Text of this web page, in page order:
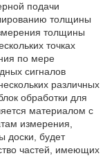
подачи
толщины
толщины
точках
по мере
сигналов
различных
обработки для
материалом с
измерения,
доски, будет
частей, имеющих